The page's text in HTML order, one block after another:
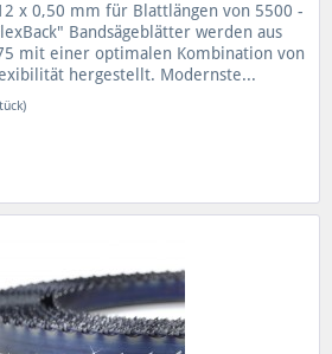
x 0,50 mm für Blattlängen von 5500 -
Bandsägeblätter werden aus
mit einer optimalen Kombination von
hergestellt. Modernste...